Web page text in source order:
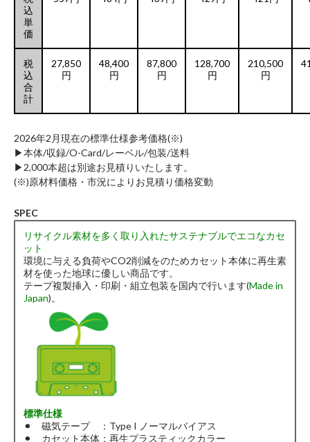
込
単
価
税
込
合
計
27,850
円
48,400
円
87,800
円
128,700
円
210,500
円
2026年2月現在の標準仕様参考価格(※)
▶︎本体/収録/O-Card/レーベル/包装/送料
▶︎2,000本超は別途お見積りいたします。
(※)原材料価格・市況によりお見積り価格変動
SPEC
リサイクル素材を多く取り入れたサステナブルでエコなカセ
ット
環境に与える負荷やCO2削減をのためカセット本体に再生素
材を使った地球に優しい商品です。
テープ複製挿入・印刷・組立包装を国内で行います(Made in
Japan)。
標準仕様
⚫︎ 磁気テープ ：Type I ノーマルバイアス
⚫︎ カセット本体：再生プラスティックカラー